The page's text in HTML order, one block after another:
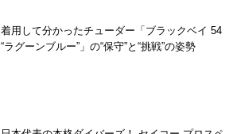
着用して分かったチューダー「ブラックベイ 54
“ラグーンブルー”」の“保守”と“挑戦”の姿勢